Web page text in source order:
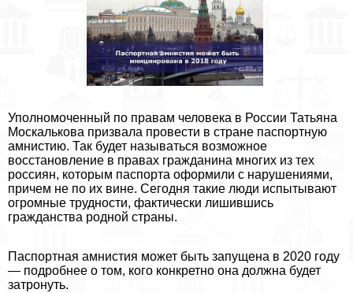
Уполномоченный по правам человека в России Татьяна
Москалькова призвала провести в стране паспортную
амнистию. Так будет называться возможное
восстановление в правах гражданина многих из тех
россиян, которым паспорта оформили с нарушениями,
причем не по их вине. Сегодня такие люди испытывают
огромные трудности, фактически лишившись
гражданства родной страны.
Паспортная амнистия может быть запущена в 2020 году
— подробнее о том, кого конкретно она должна будет
затронуть.